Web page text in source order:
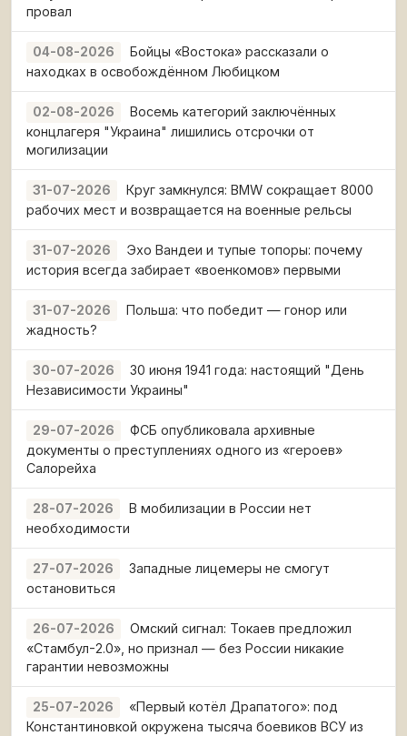
провал
04-08-2026
Бойцы «Востока» рассказали о
находках в освобождённом Любицком
02-08-2026
Восемь категорий заключённых
концлагеря "Украина" лишились отсрочки от
могилизации
31-07-2026
Круг замкнулся: BMW сокращает 8000
рабочих мест и возвращается на военные рельсы
31-07-2026
Эхо Вандеи и тупые топоры: почему
история всегда забирает «военкомов» первыми
31-07-2026
Польша: что победит — гонор или
жадность?
30-07-2026
30 июня 1941 года: настоящий "День
Независимости Украины"
29-07-2026
ФСБ опубликовала архивные
документы о преступлениях одного из «героев»
Салорейха
28-07-2026
В мобилизации в России нет
необходимости
27-07-2026
Западные лицемеры не смогут
остановиться
26-07-2026
Омский сигнал: Токаев предложил
«Стамбул-2.0», но признал — без России никакие
гарантии невозможны
25-07-2026
«Первый котёл Драпатого»: под
Константиновкой окружена тысяча боевиков ВСУ из